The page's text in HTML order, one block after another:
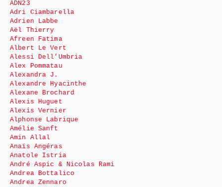
ADN23
Adri Ciambarella
Adrien Labbe
Aël Thierry
Afreen Fatima
Albert Le Vert
Alessi Dell’Umbria
Alex Pommatau
Alexandra J.
Alexandre Hyacinthe
Alexane Brochard
Alexis Huguet
Alexis Vernier
Alphonse Labrique
Amélie Sanft
Amin Allal
Anaïs Angéras
Anatole Istria
André Aspic & Nicolas Rami
Andrea Bottalico
Andrea Zennaro